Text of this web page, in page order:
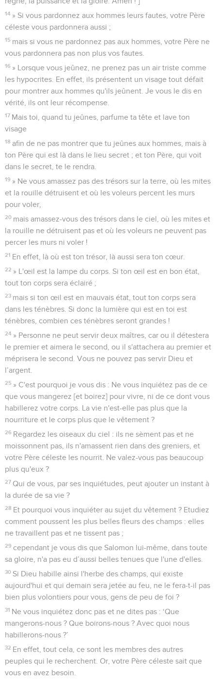
14 » Si vous pardonnez aux hommes leurs fautes, votre Père
céleste vous pardonnera aussi ;
15 mais si vous ne pardonnez pas aux hommes, votre Père ne
vous pardonnera pas non plus vos fautes.
16 » Lorsque vous jeûnez, ne prenez pas un air triste comme
les hypocrites. En effet, ils présentent un visage tout défait
pour montrer aux hommes qu'ils jeûnent. Je vous le dis en
vérité, ils ont leur récompense.
17 Mais toi, quand tu jeûnes, parfume ta tête et lave ton
visage
18 afin de ne pas montrer que tu jeûnes aux hommes, mais à
ton Père qui est là dans le lieu secret ; et ton Père, qui voit
dans le secret, te le rendra.
19 » Ne vous amassez pas des trésors sur la terre, où les mites
et la rouille détruisent et où les voleurs percent les murs
pour voler,
20 mais amassez-vous des trésors dans le ciel, où les mites et
la rouille ne détruisent pas et où les voleurs ne peuvent pas
percer les murs ni voler !
21 En effet, là où est ton trésor, là aussi sera ton cœur.
22 » L'œil est la lampe du corps. Si ton œil est en bon état,
tout ton corps sera éclairé ;
23 mais si ton œil est en mauvais état, tout ton corps sera
dans les ténèbres. Si donc la lumière qui est en toi est
ténèbres, combien ces ténèbres seront grandes !
24 » Personne ne peut servir deux maîtres, car ou il détestera
le premier et aimera le second, ou il s'attachera au premier et
méprisera le second. Vous ne pouvez pas servir Dieu et
l’argent.
25 » C'est pourquoi je vous dis : Ne vous inquiétez pas de ce
que vous mangerez [et boirez] pour vivre, ni de ce dont vous
habillerez votre corps. La vie n'est-elle pas plus que la
nourriture et le corps plus que le vêtement ?
26 Regardez les oiseaux du ciel : ils ne sèment pas et ne
moissonnent pas, ils n'amassent rien dans des greniers, et
votre Père céleste les nourrit. Ne valez-vous pas beaucoup
plus qu'eux ?
27 Qui de vous, par ses inquiétudes, peut ajouter un instant à
la durée de sa vie ?
28 Et pourquoi vous inquiéter au sujet du vêtement ? Etudiez
comment poussent les plus belles fleurs des champs : elles
ne travaillent pas et ne tissent pas ;
29 cependant je vous dis que Salomon lui-même, dans toute
sa gloire, n'a pas eu d’aussi belles tenues que l'une d'elles.
30 Si Dieu habille ainsi l'herbe des champs, qui existe
aujourd'hui et qui demain sera jetée au feu, ne le fera-t-il pas
bien plus volontiers pour vous, gens de peu de foi ?
31 Ne vous inquiétez donc pas et ne dites pas : ‘Que
mangerons-nous ? Que boirons-nous ? Avec quoi nous
habillerons-nous ?’
32 En effet, tout cela, ce sont les membres des autres
peuples qui le recherchent. Or, votre Père céleste sait que
vous en avez besoin.